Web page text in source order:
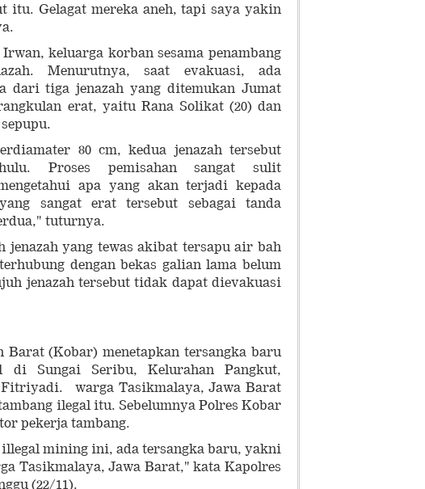
itu. Gelagat mereka aneh, tapi saya yakin
keluarga korban sesama penambang
Menurutnya, saat evakuasi, ada
dari tiga jenazah yang ditemukan Jumat
erat, yaitu Rana Solikat (20) dan
80 cm, kedua jenazah tersebut
Proses pemisahan sangat sulit
apa yang akan terjadi kepada
sangat erat tersebut sebagai tanda
tuturnya.
yang tewas akibat tersapu air bah
dengan bekas galian lama belum
jenazah tersebut tidak dapat dievakuasi
(Kobar) menetapkan tersangka baru
di Sungai Seribu, Kelurahan Pangkut,
warga Tasikmalaya, Jawa Barat
ilegal itu. Sebelumnya Polres Kobar
pekerja tambang.
mining ini, ada tersangka baru, yakni
Tasikmalaya, Jawa Barat," kata Kapolres
(22/11).